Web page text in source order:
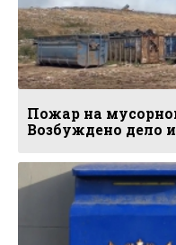
Пожар на
Возбуждено дело